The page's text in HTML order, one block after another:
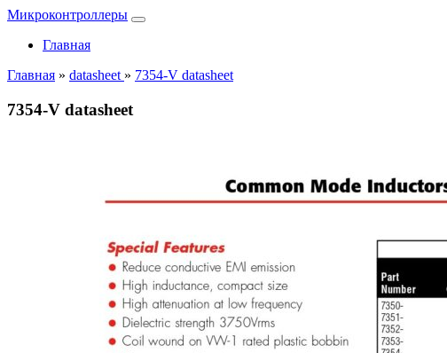
Микроконтроллеры
Главная
Главная » datasheet » 7354-V datasheet
7354-V datasheet